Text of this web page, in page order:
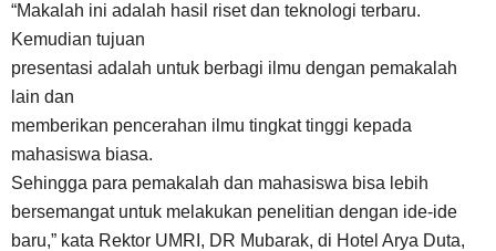
“Makalah ini adalah hasil riset dan teknologi terbaru.
Kemudian tujuan
presentasi adalah untuk berbagi ilmu dengan pemakalah
lain dan
memberikan pencerahan ilmu tingkat tinggi kepada
mahasiswa biasa.
Sehingga para pemakalah dan mahasiswa bisa lebih
bersemangat untuk melakukan penelitian dengan ide-ide
baru,” kata Rektor UMRI, DR Mubarak, di Hotel Arya Duta,